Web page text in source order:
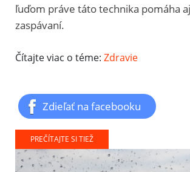
ľuďom práve táto technika pomáha
zaspávaní.
Čítajte viac o téme: Zdravie
Zdieľať na facebooku
PREČÍTAJTE SI TIEŽ